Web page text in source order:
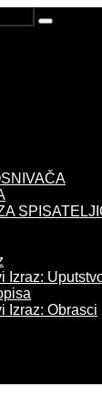
Izraz:
Izraz: Obrasci